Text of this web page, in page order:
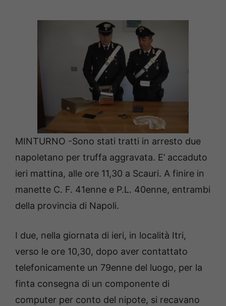
MINTURNO -Sono stati tratti in arresto due
napoletano per truffa aggravata. E’ accaduto
ieri mattina, alle ore 11,30 a Scauri. A finire in
manette C. F. 41enne e P.L. 40enne, entrambi
della provincia di Napoli.
I due, nella giornata di ieri, in località Itri,
verso le ore 10,30, dopo aver contattato
telefonicamente un 79enne del luogo, per la
finta consegna di un componente di
computer per conto del nipote, si recavano